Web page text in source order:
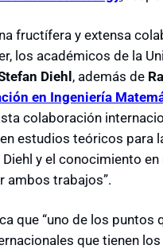
fructífera y extensa
los académicos de la
Diehl, además de
en Ingeniería
colaboración
estudios teóricos para
y el conocimiento
ambos trabajos”.
que “uno de los puntos
que tienen